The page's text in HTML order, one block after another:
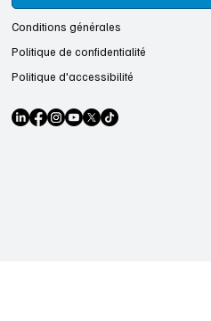
Conditions générales
Politique de confidentialité
Politique d'accessibilité